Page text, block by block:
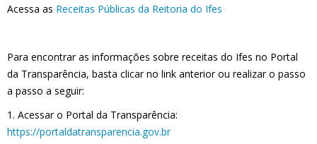
Acessa as Receitas Públicas da Reitoria do Ifes
Para encontrar as informações sobre receitas do Ifes no Portal
da Transparência, basta clicar no link anterior ou realizar o passo
a passo a seguir:
1. Acessar o Portal da Transparência:
https://portaldatransparencia.gov.br